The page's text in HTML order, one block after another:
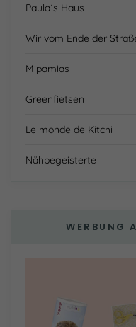
Paula´s Haus
Wir vom Ende der
Mipamias
Greenfietsen
Le monde de Kitchi
Nähbegeisterte
WERBUNG